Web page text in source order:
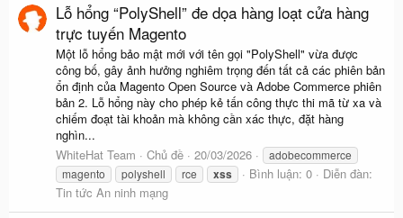
Lỗ hổng “PolyShell” đe dọa hàng loạt cửa hàng
trực tuyến Magento
Một lỗ hổng bảo mật mới với tên gọi "PolyShell" vừa được
công bố, gây ảnh hưởng nghiêm trọng đến tất cả các phiên bản
ổn định của Magento Open Source và Adobe Commerce phiên
bản 2. Lỗ hổng này cho phép kẻ tấn công thực thi mã từ xa và
chiếm đoạt tài khoản mà không cần xác thực, đặt hàng
nghìn...
WhiteHat Team
Chủ đề 20/03/2026
adobecommerce
magento
polyshell rce xss Bình luận: 0
Diễn đàn:
Tin tức An ninh mạng